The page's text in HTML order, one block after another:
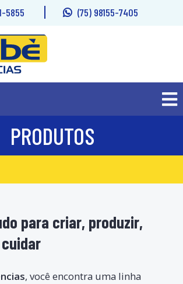
5855 (75) 98155-7405
PRODUTOS
para criar, produzir,
, você encontra uma linha